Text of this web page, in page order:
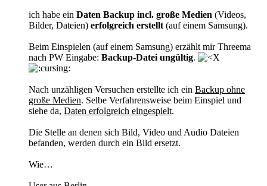
ich habe ein Daten Backup incl. große Medien (Videos,
Bilder, Dateien) erfolgreich erstellt (auf einem Samsung).
Beim Einspielen (auf einem Samsung) erzählt mir Threema
nach PW Eingabe: Backup-Datei ungültig.
Nach unzähligen Versuchen erstellte ich ein Backup ohne
große Medien. Selbe Verfahrensweise beim Einspiel und
siehe da, Daten erfolgreich eingespielt.
Die Stelle an denen sich Bild, Video und Audio Dateien
befanden, werden durch ein Bild ersetzt.
Wie…